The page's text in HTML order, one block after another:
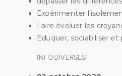
Expérimenter
Faire évoluer les
Eduquer, sociabiliser et
INFO DIVERSES